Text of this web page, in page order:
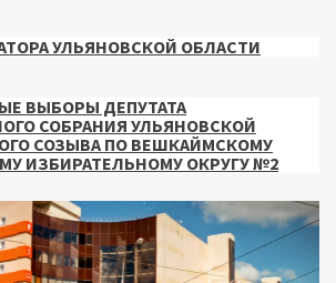
УЛЬЯНОВСКОЙ ОБЛАСТИ
ВЫБОРЫ ДЕПУТАТА
СОБРАНИЯ УЛЬЯНОВСКОЙ
СОЗЫВА ПО ВЕШКАЙМСКОМУ
ИЗБИРАТЕЛЬНОМУ ОКРУГУ №2